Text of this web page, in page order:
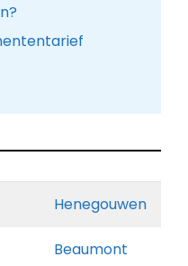
Henegouwen
Beaumont